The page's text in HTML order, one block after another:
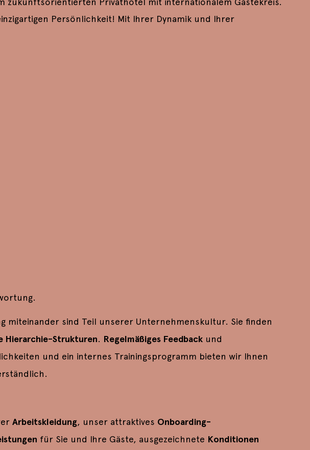
Persönlichkeit! Mit Ihrer Dynamik und Ihrer
miteinander sind Teil unserer Unternehmenskultur. Sie finden
Hierarchie-Strukturen. Regelmäßiges Feedbackund
und ein internes Trainingsprogramm bieten wir Ihnen
Arbeitskleidung, unser attraktives Onboarding-
für Sie und Ihre Gäste, ausgezeichnete Konditionen